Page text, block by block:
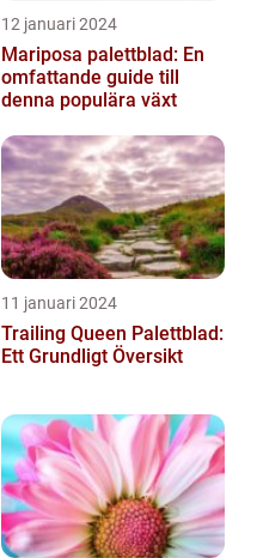
12 januari 2024
Mariposa palettblad: En
omfattande guide till
denna populära växt
11 januari 2024
Trailing Queen Palettblad:
Ett Grundligt Översikt